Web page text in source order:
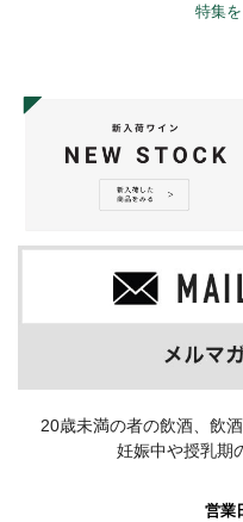
特集
20歳未満の者の飲酒、飲
妊娠中や授乳期
営業